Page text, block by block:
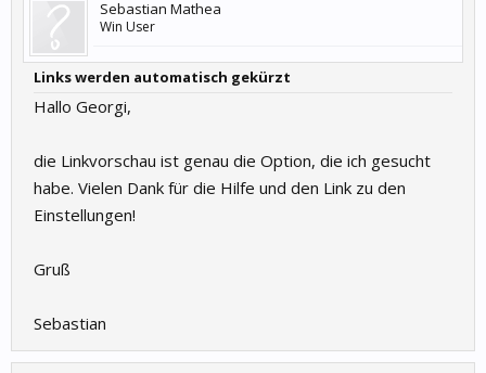
Sebastian Mathea
Win User
Links werden automatisch gekürzt
Hallo Georgi,
die Linkvorschau ist genau die Option, die ich gesucht
habe. Vielen Dank für die Hilfe und den Link zu den
Einstellungen!
Gruß
Sebastian